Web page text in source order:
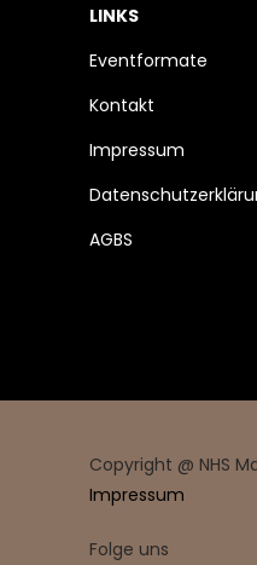
LINKS
Eventformate
Kontakt
Impressum
AGBS
Copyright @ NHS
Impressum
Folge uns